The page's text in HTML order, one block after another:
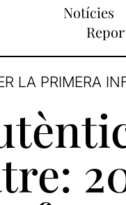
Notícies
LA PRIMERA